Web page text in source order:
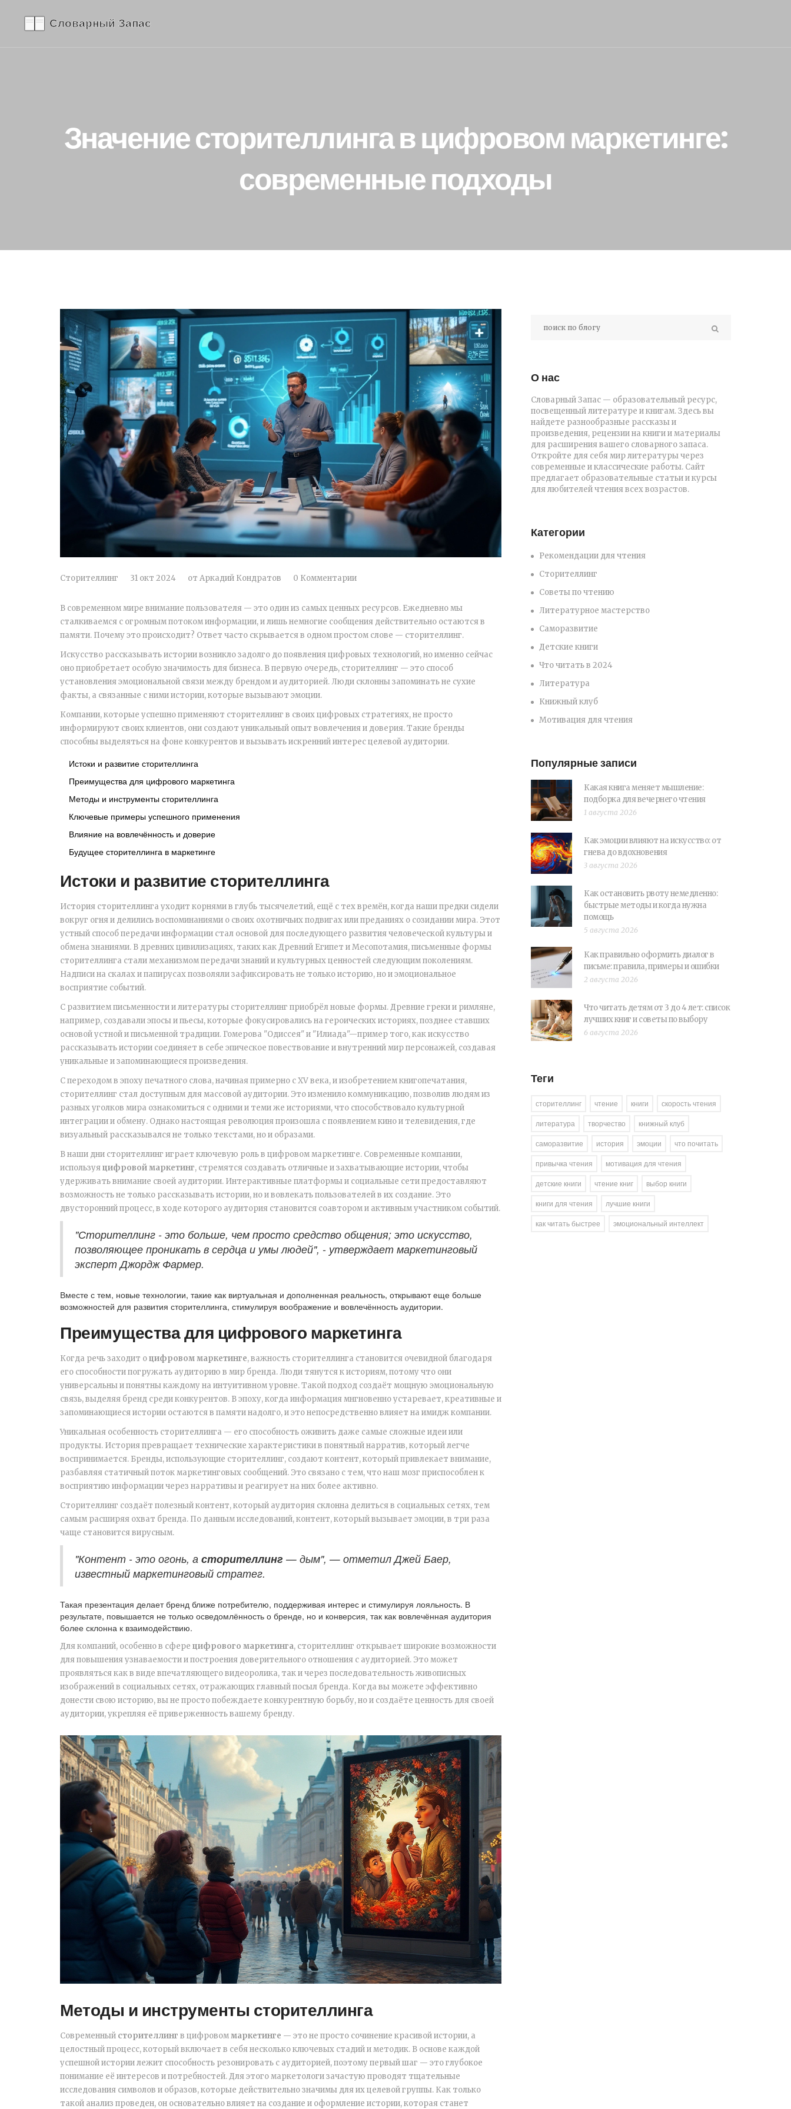
Значение сторителлинга в цифровом маркетинге:
современные подходы
Сторителлинг 31 окт 2024 от Аркадий Кондратов 0 Комментарии
В современном мире внимание пользователя — это один из самых ценных ресурсов. Ежедневно мы
сталкиваемся с огромным потоком информации, и лишь немногие сообщения действительно остаются в
памяти. Почему это происходит? Ответ часто скрывается в одном простом слове — сторителлинг.
Искусство рассказывать истории возникло задолго до появления цифровых технологий, но именно сейчас
оно приобретает особую значимость для бизнеса. В первую очередь, сторителлинг — это способ
установления эмоциональной связи между брендом и аудиторией. Люди склонны запоминать не сухие
факты, а связанные с ними истории, которые вызывают эмоции.
Компании, которые успешно применяют сторителлинг в своих цифровых стратегиях, не просто
информируют своих клиентов, они создают уникальный опыт вовлечения и доверия. Такие бренды
способны выделяться на фоне конкурентов и вызывать искренний интерес целевой аудитории.
Истоки и развитие сторителлинга
Преимущества для цифрового маркетинга
Методы и инструменты сторителлинга
Ключевые примеры успешного применения
Влияние на вовлечённость и доверие
Будущее сторителлинга в маркетинге
Истоки и развитие сторителлинга
История сторителлинга уходит корнями в глубь тысячелетий, ещё с тех времён, когда наши предки сидели
вокруг огня и делились воспоминаниями о своих охотничьих подвигах или преданиях о созидании мира. Этот
устный способ передачи информации стал основой для последующего развития человеческой культуры и
обмена знаниями. В древних цивилизациях, таких как Древний Египет и Месопотамия, письменные формы
сторителлинга стали механизмом передачи знаний и культурных ценностей следующим поколениям.
Надписи на скалах и папирусах позволяли зафиксировать не только историю, но и эмоциональное
восприятие событий.
С развитием письменности и литературы сторителлинг приобрёл новые формы. Древние греки и римляне,
например, создавали эпосы и пьесы, которые фокусировались на героических историях, позднее ставших
основой устной и письменной традиции. Гомерова "Одиссея" и "Илиада"—пример того, как искусство
рассказывать истории соединяет в себе эпическое повествование и внутренний мир персонажей, создавая
уникальные и запоминающиеся произведения.
С переходом в эпоху печатного слова, начиная примерно с XV века, и изобретением книгопечатания,
сторителлинг стал доступным для массовой аудитории. Это изменило коммуникацию, позволив людям из
разных уголков мира ознакомиться с одними и теми же историями, что способствовало культурной
интеграции и обмену. Однако настоящая революция произошла с появлением кино и телевидения, где
визуальный рассказывался не только текстами, но и образами.
В наши дни сторителлинг играет ключевую роль в цифровом маркетинге. Современные компании,
используяцифровой маркетинг, стремятся создавать отличные и захватывающие истории, чтобы
удерживать внимание своей аудитории. Интерактивные платформы и социальные сети предоставляют
возможность не только рассказывать истории, но и вовлекать пользователей в их создание. Это
двусторонний процесс, в ходе которого аудитория становится соавтором и активным участником событий.
"Сторителлинг - это больше, чем просто средство общения; это искусство,
позволяющее проникать в сердца и умы людей", - утверждает маркетинговый
эксперт Джордж Фармер.
Вместе с тем, новые технологии, такие как виртуальная и дополненная реальность, открывают еще больше
возможностей для развития сторителлинга, стимулируя воображение и вовлечённость аудитории.
Преимущества для цифрового маркетинга
Когда речь заходит оцифровом маркетинге, важность сторителлинга становится очевидной благодаря
его способности погружать аудиторию в мир бренда. Люди тянутся к историям, потому что они
универсальны и понятны каждому на интуитивном уровне. Такой подход создаёт мощную эмоциональную
связь, выделяя бренд среди конкурентов. В эпоху, когда информация мнгновенно устаревает, креативные и
запоминающиеся истории остаются в памяти надолго, и это непосредственно влияет на имидж компании.
Уникальная особенность сторителлинга — его способность оживить даже самые сложные идеи или
продукты. История превращает технические характеристики в понятный нарратив, который легче
воспринимается. Бренды, использующие сторителлинг, создают контент, который привлекает внимание,
разбавляя статичный поток маркетинговых сообщений. Это связано с тем, что наш мозг приспособлен к
восприятию информации через нарративы и реагирует на них более активно.
Сторителлинг создаёт полезный контент, который аудитория склонна делиться в социальных сетях, тем
самым расширяя охват бренда. По данным исследований, контент, который вызывает эмоции, в три раза
чаще становится вирусным.
"Контент - это огонь, а сторителлинг — дым", — отметил Джей Баер,
известный маркетинговый стратег.
Такая презентация делает бренд ближе потребителю, поддерживая интерес и стимулируя лояльность. В
результате, повышается не только осведомлённость о бренде, но и конверсия, так как вовлечённая аудитория
более склонна к взаимодействию.
Для компаний, особенно в сфере цифрового маркетинга, сторителлинг открывает широкие возможности
для повышения узнаваемости и построения доверительного отношения с аудиторией. Это может
проявляться как в виде впечатляющего видеоролика, так и через последовательность живописных
изображений в социальных сетях, отражающих главный посыл бренда. Когда вы можете эффективно
донести свою историю, вы не просто побеждаете конкурентную борьбу, но и создаёте ценность для своей
аудитории, укрепляя её приверженность вашему бренду.
Методы и инструменты сторителлинга
Современный сторителлинг в цифровоммаркетинге — это не просто сочинение красивой истории, а
целостный процесс, который включает в себя несколько ключевых стадий и методик. В основе каждой
успешной истории лежит способность резонировать с аудиторией, поэтому первый шаг — это глубокое
понимание её интересов и потребностей. Для этого маркетологи зачастую проводят тщательные
исследования символов и образов, которые действительно значимы для их целевой группы. Как только
такой анализ проведен, он основательно влияет на создание и оформление истории, которая станет
О нас
Словарный Запас — образовательный ресурс,
посвещенный литературе и книгам. Здесь вы
найдете разнообразные рассказы и
произведения, рецензии на книги и материалы
для расширения вашего словарного запаса.
Откройте для себя мир литературы через
современные и классические работы. Сайт
предлагает образовательные статьи и курсы
для любителей чтения всех возрастов.
Категории
Рекомендации для чтения
Сторителлинг
Советы по чтению
Литературное мастерство
Саморазвитие
Детские книги
Что читать в 2024
Литература
Книжный клуб
Мотивация для чтения
Популярные записи
Какая книга меняет мышление:
подборка для вечернего чтения
1 августа 2026
Как эмоции влияют на искусство: от
гнева до вдохновения
3 августа 2026
Как остановить рвоту немедленно:
быстрые методы и когда нужна
помощь
5 августа 2026
Как правильно оформить диалог в
письме: правила, примеры и ошибки
2 августа 2026
Что читать детям от 3 до 4 лет: список
лучших книг и советы по выбору
6 августа 2026
Теги
сторителлинг чтение книги
скорость чтения
литература
творчество
книжный клуб
саморазвитие
история эмоции
что почитать
привычка чтения
мотивация для чтения
детские книги
чтение книг
выбор книги
книги для чтения
лучшие книги
как читать быстрее
эмоциональный интеллект